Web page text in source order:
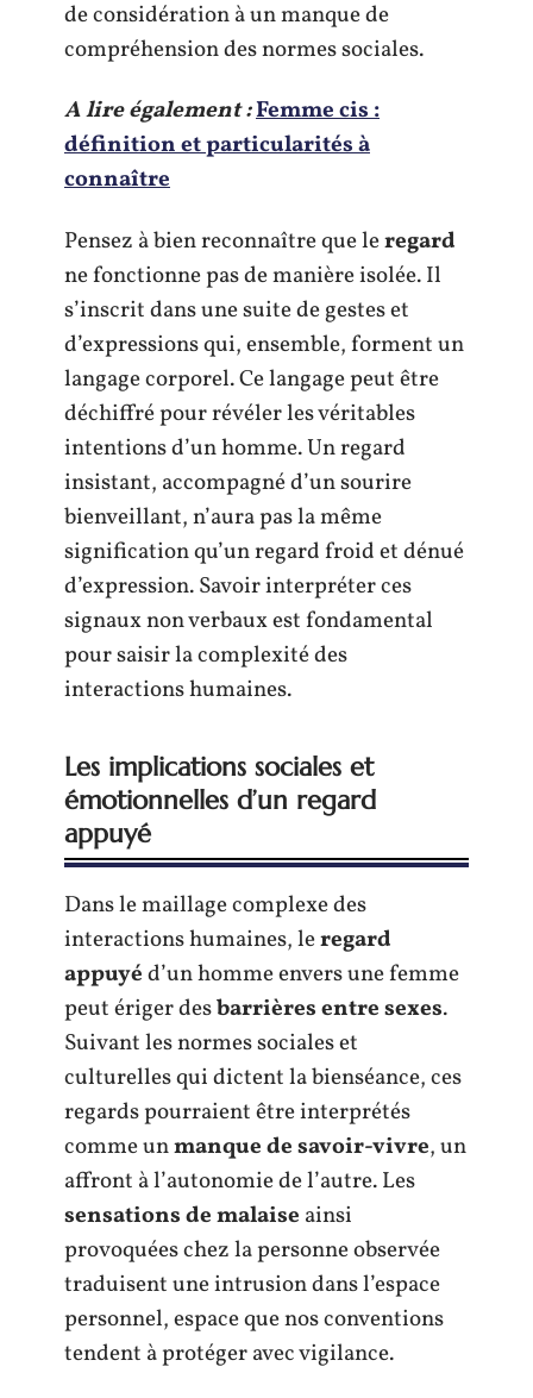
de considération à un manque de
compréhension des normes sociales.
A lire également :Femme cis :
définition et particularités à
connaître
Pensez à bien reconnaître que leregard
ne fonctionne pas de manière isolée. Il
s’inscrit dans une suite de gestes et
d’expressions qui, ensemble, forment un
langage corporel. Ce langage peut être
déchiffré pour révéler les véritables
intentions d’un homme. Un regard
insistant, accompagné d’un sourire
bienveillant, n’aura pas la même
signification qu’un regard froid et dénué
d’expression. Savoir interpréter ces
signaux non verbaux est fondamental
pour saisir la complexité des
interactions humaines.
Les implications sociales et
émotionnelles d’un regard
appuyé
Dans le maillage complexe des
interactions humaines, leregard
appuyéd’un homme envers une femme
peut ériger desbarrières entre sexes.
Suivant les normes sociales et
culturelles qui dictent la bienséance, ces
regards pourraient être interprétés
comme unmanque de savoir-vivre, un
affront à l’autonomie de l’autre. Les
sensations de malaise ainsi
provoquées chez la personne observée
traduisent une intrusion dans l’espace
personnel, espace que nos conventions
tendent à protéger avec vigilance.